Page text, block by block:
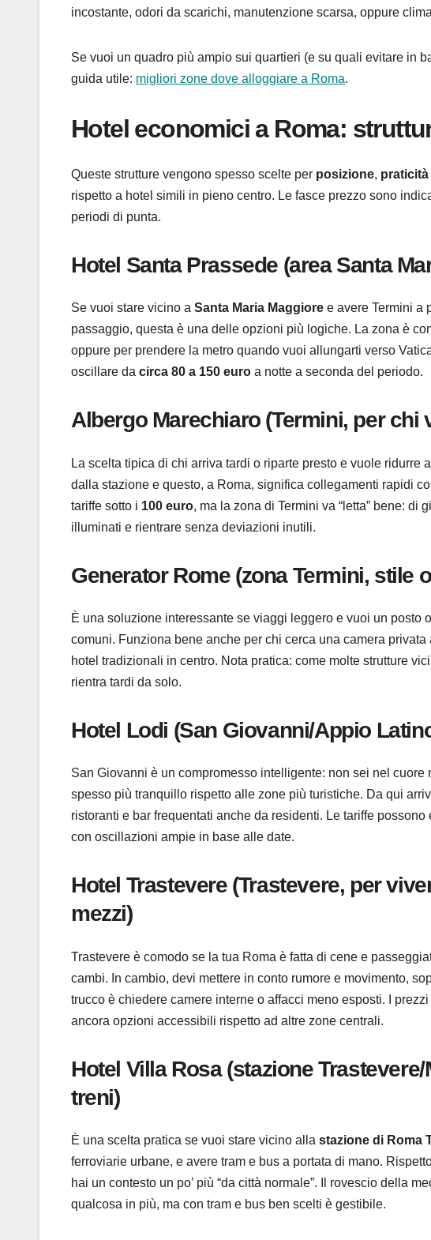
incostante, odori da scarichi, manutenzione scarsa, oppure
Se vuoi un quadro più ampio sui quartieri (e su quali evitare in
guida utile: migliori zone dove alloggiare a Roma.
Hotel economici a Roma:
Queste strutture vengono spesso scelte per posizione, praticità
rispetto a hotel simili in pieno centro. Le fasce prezzo sono
periodi di punta.
Hotel Santa Prassede (area Santa
Se vuoi stare vicino a Santa Maria Maggiore e avere Termini a
passaggio, questa è una delle opzioni più logiche. La zona è
oppure per prendere la metro quando vuoi allungarti verso
oscillare da circa 80 a 150 euro a notte a seconda del periodo.
Albergo Marechiaro (Termini, per
La scelta tipica di chi arriva tardi o riparte presto e vuole
dalla stazione e questo, a Roma, significa collegamenti rapidi
tariffe sotto i 100 euro, ma la zona di Termini va “letta” bene:
illuminati e rientrare senza deviazioni inutili.
Generator Rome (zona Termini, stile
È una soluzione interessante se viaggi leggero e vuoi un posto
comuni. Funziona bene anche per chi cerca una camera
hotel tradizionali in centro. Nota pratica: come molte strutture
rientra tardi da solo.
Hotel Lodi (San Giovanni/Appio
San Giovanni è un compromesso intelligente: non sei nel
spesso più tranquillo rispetto alle zone più turistiche. Da qui
ristoranti e bar frequentati anche da residenti. Le tariffe
con oscillazioni ampie in base alle date.
Hotel Trastevere (Trastevere, per
mezzi)
Trastevere è comodo se la tua Roma è fatta di cene e
cambi. In cambio, devi mettere in conto rumore e movimento,
trucco è chiedere camere interne o affacci meno esposti. I
ancora opzioni accessibili rispetto ad altre zone centrali.
Hotel Villa Rosa (stazione
treni)
È una scelta pratica se vuoi stare vicino alla stazione di Roma
ferroviarie urbane, e avere tram e bus a portata di mano.
hai un contesto un po’ più “da città normale”. Il rovescio della
qualcosa in più, ma con tram e bus ben scelti è gestibile.